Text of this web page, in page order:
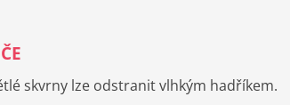
skvrny lze odstranit vlhkým hadříkem.